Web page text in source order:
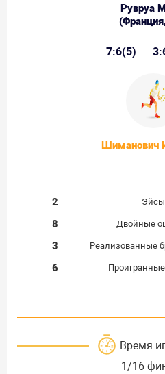
Рувруа
7:6(5)
Шиманович
2 Эйсы
8
Двойные
3
Реализованные
6
Время
1/16